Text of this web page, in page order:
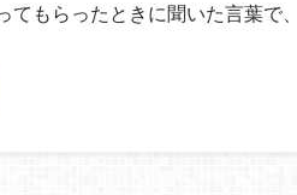
てもらったときに聞いた言葉で